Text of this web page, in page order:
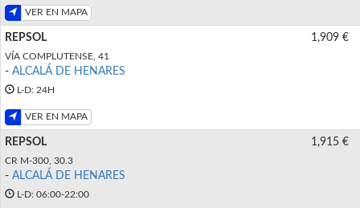
VER EN MAPA
REPSOL
VÍA COMPLUTENSE, 41
- ALCALÁ DE HENARES
L-D: 24H
VER EN MAPA
1,909 €
REPSOL
CR M-300, 30.3
- ALCALÁ DE HENARES
L-D: 06:00-22:00
1,915 €